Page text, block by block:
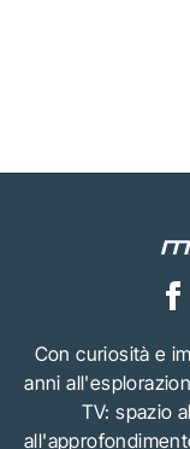
Con curiosità e
anni
TV: spazio